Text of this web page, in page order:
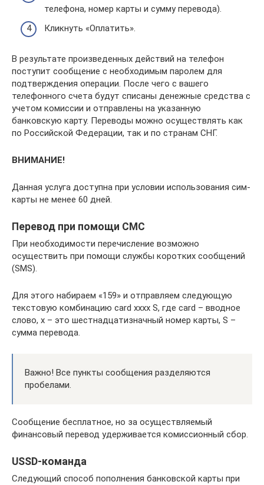
телефона, номер карты и сумму перевода).
Кликнуть «Оплатить».
В результате произведенных действий на телефон
поступит сообщение с необходимым паролем для
подтверждения операции. После чего с вашего
телефонного счета будут списаны денежные средства с
учетом комиссии и отправлены на указанную
банковскую карту. Переводы можно осуществлять как
по Российской Федерации, так и по странам СНГ.
ВНИМАНИЕ!
Данная услуга доступна при условии использования сим-
карты не менее 60 дней.
Перевод при помощи СМС
При необходимости перечисление возможно
осуществить при помощи службы коротких сообщений
(SMS).
Для этого набираем «159» и отправляем следующую
текстовую комбинацию card хххх S, где card – вводное
слово, х – это шестнадцатизначный номер карты, S –
сумма перевода.
Важно! Все пункты сообщения разделяются
пробелами.
Сообщение бесплатное, но за осуществляемый
финансовый перевод удерживается комиссионный сбор.
USSD-команда
Следующий способ пополнения банковской карты при